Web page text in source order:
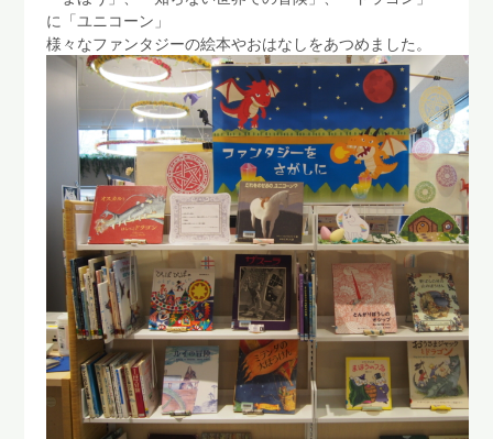
に「ユニコーン」
様々なファンタジーの絵本やおはなしをあつめました。